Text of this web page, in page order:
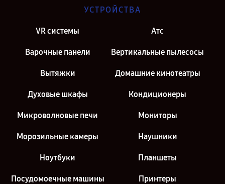
УСТРОЙСТВА
VR системы Атс
Варочные панели Вертикальные пылесосы
Вытяжки Домашние кинотеатры
Духовые шкафы Кондиционеры
Микроволновые печи Мониторы
Морозильные камеры Наушники
Ноутбуки Планшеты
Посудомоечные машины Принтеры